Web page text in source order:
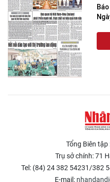
Trung du và miền núi
Đồng bằng sông Hồng
Bắc Trung Bộ
Nguyên
Đồng bằng sông Cửu
Chuyên trang Hà Nội
Tổng Biên tập
Trụ sở chính: 71
Tel: (84) 24 382 54231/382
E-mail: